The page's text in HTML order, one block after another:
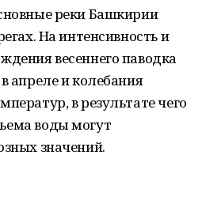
реки Башкирии
На интенсивность и
весеннего паводка
апреле и колебания
в результате чего
воды могут
значений.